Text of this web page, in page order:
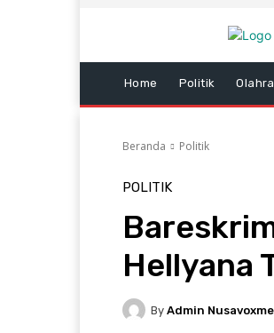
Home Politik
Beranda Politik
POLITIK
Hellyana
By Admin